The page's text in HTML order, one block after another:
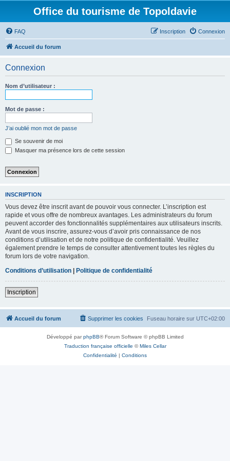
Office du tourisme de Topoldavie
FAQ Connexion
Inscription
Accueil du forum
Connexion
Nom d’utilisateur :
Mot de passe :
J’ai oublié mon mot de passe
Se souvenir de moi
Masquer ma présence lors de cette session
INSCRIPTION
Vous devez être inscrit avant de pouvoir vous connecter. L’inscription est
rapide et vous offre de nombreux avantages. Les administrateurs du forum
peuvent accorder des fonctionnalités supplémentaires aux utilisateurs inscrits.
Avant de vous inscrire, assurez-vous d’avoir pris connaissance de nos
conditions d’utilisation et de notre politique de confidentialité. Veuillez
également prendre le temps de consulter attentivement toutes les règles du
forum lors de votre navigation.
Conditions d’utilisation | Politique de confidentialité
Inscription
Accueil du forum Fuseau horaire sur UTC+02:00
Supprimer les cookies
Développé parphpBB® Forum Software © phpBB Limited
Traduction française officielle ©Miles Cellar
Confidentialité | Conditions